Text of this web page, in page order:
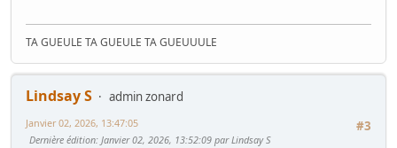
TA GUEULE TA GUEULE TA GUEUUULE
Lindsay S
admin zonard
#3
Janvier 02, 2026, 13:47:05
Dernière édition: Janvier 02, 2026, 13:52:09 par Lindsay S